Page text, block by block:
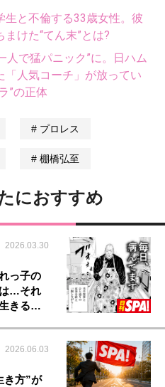
と不倫する33歳女性。彼
けた“てん末”とは?
人で猛パニック”に。日ハム
「人気コーチ」が放ってい
”の正体
プロレス
棚橋弘至
におすすめ
2026.03.30
っ子の
…それ
きる…
2026.06.03
き方”が